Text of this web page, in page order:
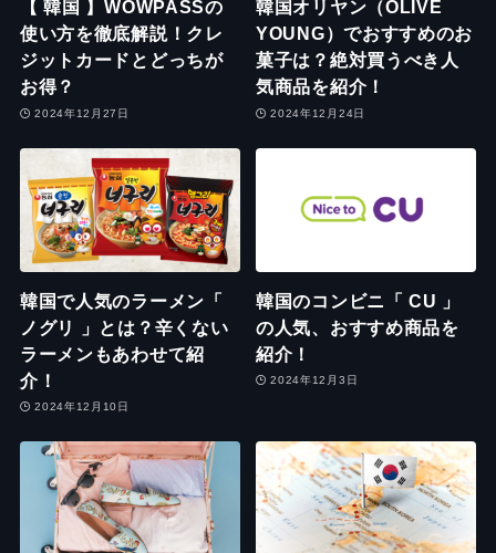
【 韓国 】WOWPASSの
使い方を徹底解説！クレ
ジットカードとどっちが
お得？
2024年12月27日
韓国オリヤン（OLIVE
YOUNG）でおすすめのお
菓子は？絶対買うべき人
気商品を紹介！
2024年12月24日
韓国で人気のラーメン「
ノグリ 」とは？辛くない
ラーメンもあわせて紹
介！
2024年12月10日
韓国のコンビニ「 CU 」
の人気、おすすめ商品を
紹介！
2024年12月3日